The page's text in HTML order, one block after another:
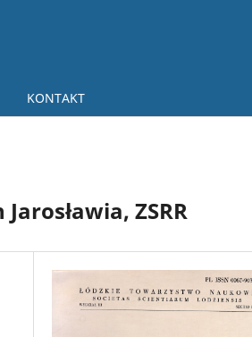
KONTAKT
ZSRR